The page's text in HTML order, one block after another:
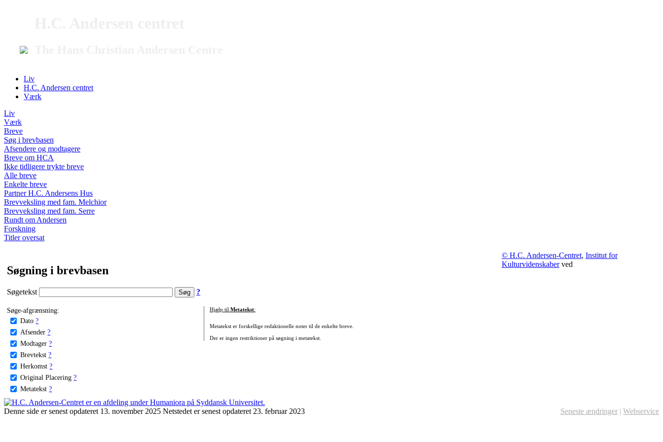
Liv
H.C. Andersen centret
Værk
Liv
Værk
Breve
Søg i brevbasen
Afsendere og modtagere
Breve om HCA
Ikke tidligere trykte breve
Alle breve
Enkelte breve
Partner H.C. Andersens Hus
Brevveksling med fam. Melchior
Brevveksling med fam. Serre
Rundt om Andersen
Forskning
Titler oversat
Søgning i brevbasen
Søgetekst ?
Søge-afgrænsning:
Dato ?
Afsender ?
Modtager ?
Brevtekst ?
Herkomst ?
Original Placering ?
Metatekst ?
Hjælp til Metatekst:
Metatekst er forskellige redaktionelle noter til de enkelte breve.
Der er ingen restriktioner på søgning i metatekst.
© H.C. Andersen-Centret, Institut for
Kulturvidenskaberved
Denne side er senest opdateret 13. november 2025 Netstedet er senest opdateret 23. februar 2023 Seneste ændringer | Webservice